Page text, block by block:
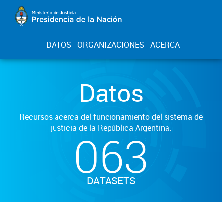
DATOS ORGANIZACIONES ACERCA
Datos
Recursos acerca del funcionamiento del sistema de
justicia de la República Argentina.
063
DATASETS